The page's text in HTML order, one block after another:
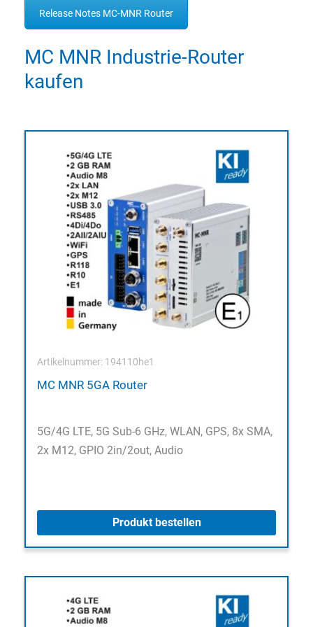
Release Notes MC-MNR Router
MC MNR Industrie-Router
kaufen
Artikelnummer: 194110he1
MC MNR 5GA Router
5G/4G LTE, 5G Sub-6 GHz, WLAN, GPS, 8x SMA,
2x M12, GPIO 2in/2out, Audio
Produkt bestellen